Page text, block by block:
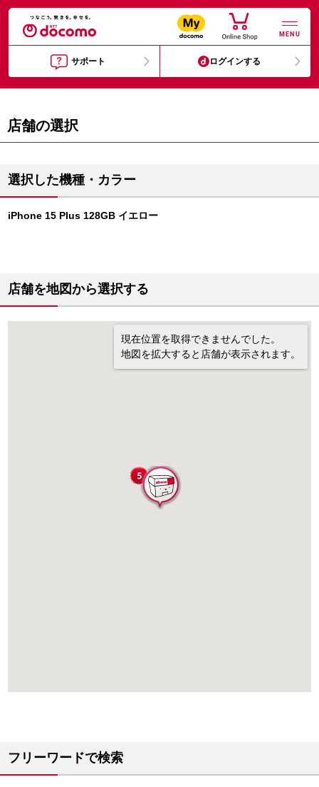
MENU
サポート ログインする
店舗の選択
選択した機種・カラー
iPhone 15 Plus 128GB イエロー
店舗を地図から選択する
現在位置を取得できませんでした。
地図を拡大すると店舗が表示されます。
フリーワードで検索